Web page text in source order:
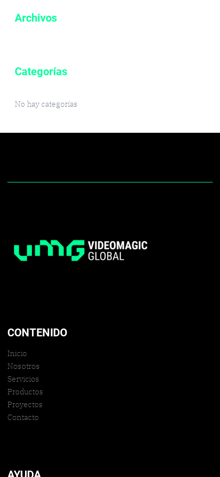
Archivos
Categorías
No hay categorías
CONTENIDO
Inicio
Nosotros
Servicios
Productos
Proyectos
Contacto